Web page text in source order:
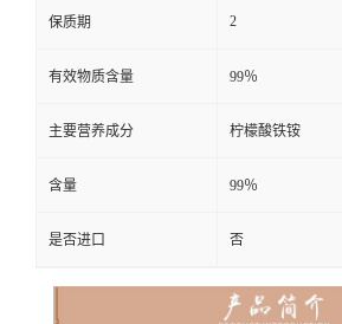
保质期 2
有效物质含量 99％
主要营养成分 柠檬酸铁铵
含量 99％
是否进口 否